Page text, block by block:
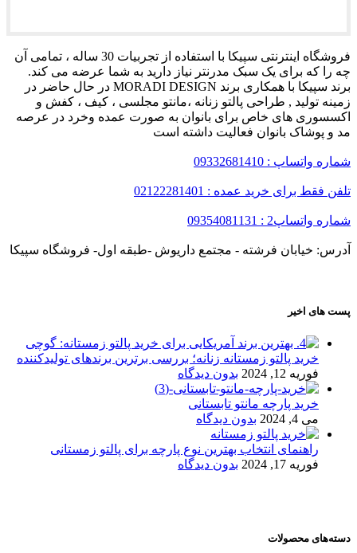
فروشگاه اینترنتی سپیکا با استفاده از تجربیات 30 ساله ، تمامی آن
چه را که برای یک سبک مدرنتر نیاز دارید به شما عرضه می کند.
برند سپیکا با همکاری برند MORADI DESIGN در حال حاضر در
زمینه تولید , طراحی پالتو زنانه ،مانتو مجلسی ، کیف ، کفش و
اکسسوری های خاص برای بانوان به صورت عمده وخرد در عرصه
مد و پوشاک بانوان فعالیت داشته است
شماره واتساپ : 09332681410
تلفن فقط برای خرید عمده : 02122281401
شماره واتساپ2 : 09354081131
آدرس: خیابان فرشته - مجتمع داریوش -طبقه اول- فروشگاه سپیکا
پست های اخیر
خرید پالتو زمستانه زنانه؛ بررسی برترین برندهای تولیدکننده
فوریه 12, 2024
بدون دیدگاه
خرید پارچه مانتو تابستانی
می 4, 2024
بدون دیدگاه
راهنمای انتخاب بهترین نوع پارچه برای پالتو زمستانی
فوریه 17, 2024
بدون دیدگاه
دسته‌های محصولات